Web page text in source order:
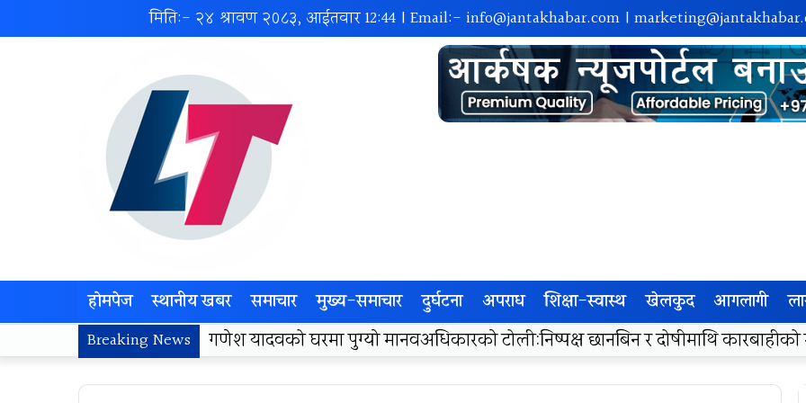
मिति:- २४ श्रावण २०८३, आईतवार12:44 | Email:- info@jantakhabar.com |
होमपेज स्थानीय खबर समाचार मुख्य-समाचार दुर्घटना अपराध शिक्षा-स्वास्थ खेलकुद आगलागी
Breaking News लोकज्योती उत्थान केन्द्रद्वारा अम्बासमा १०५ विपन्न विद्यार्थीलाई शैक्षिक तथा खेलकुद